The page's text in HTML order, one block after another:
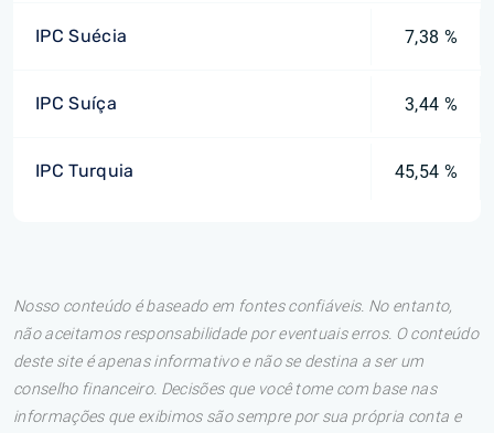
IPC Suécia 7,38 %
IPC Suíça 3,44 %
IPC Turquia 45,54 %
Nosso conteúdo é baseado em fontes confiáveis. No entanto,
não aceitamos responsabilidade por eventuais erros. O conteúdo
deste site é apenas informativo e não se destina a ser um
conselho financeiro. Decisões que você tome com base nas
informações que exibimos são sempre por sua própria conta e